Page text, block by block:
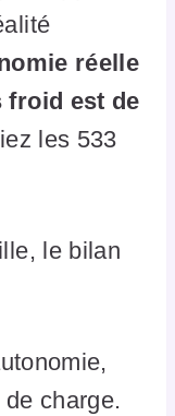
réelle
froid est de
les 533
le bilan
charge.